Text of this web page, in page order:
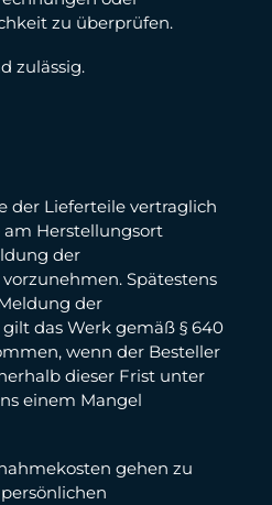
zu überprüfen.
zulässig.
der Lieferteile vertraglich
am Herstellungsort
der
Spätestens
der
das Werk gemäß § 640
wenn der Besteller
dieser Frist unter
einem Mangel
gehen zu